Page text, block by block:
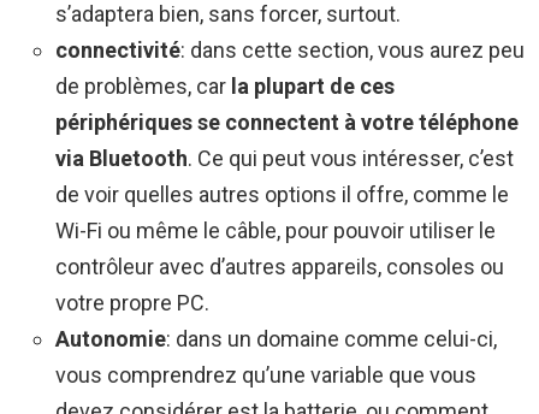
s’adaptera bien, sans forcer, surtout.
connectivité: dans cette section, vous aurez peu
de problèmes, car la plupart de ces
périphériques se connectent à votre téléphone
via Bluetooth. Ce qui peut vous intéresser, c’est
de voir quelles autres options il offre, comme le
Wi-Fi ou même le câble, pour pouvoir utiliser le
contrôleur avec d’autres appareils, consoles ou
votre propre PC.
Autonomie: dans un domaine comme celui-ci,
vous comprendrez qu’une variable que vous